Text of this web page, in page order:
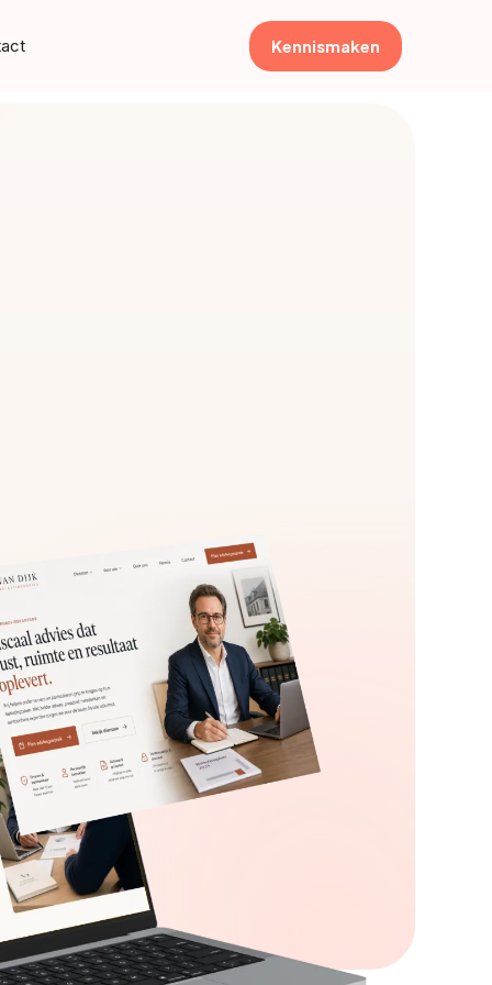
Kennismaken